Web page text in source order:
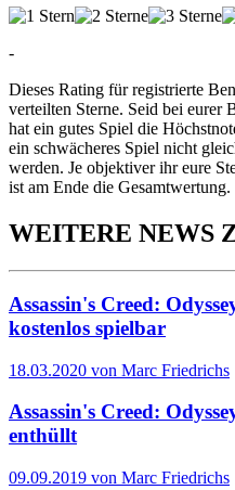
-
Dieses Rating für registrierte
verteilten Sterne. Seid bei eurer
hat ein gutes Spiel die
ein schwächeres Spiel nicht
werden. Je objektiver ihr eure
ist am Ende die Gesamtwertung.
WEITERE NEWS
Assassin's Creed:
kostenlos spielbar
18.03.2020 von Marc Friedrichs
Assassin's Creed:
enthüllt
09.09.2019 von Marc Friedrichs